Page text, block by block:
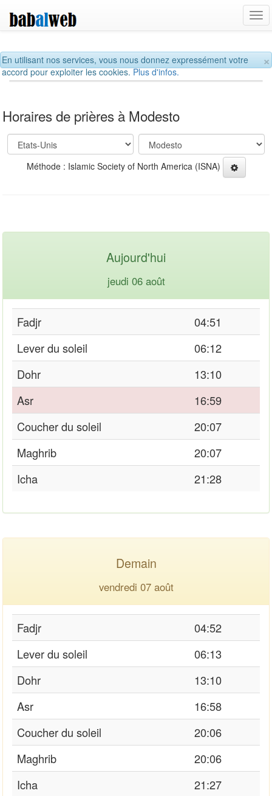
×
En utilisant nos services, vous nous donnez expressément votre
accord pour exploiter les cookies.Plus d'infos.
Horaires de prières à Modesto
Méthode : Islamic Society of North America (ISNA)
Aujourd'hui
jeudi 06 août
Fadjr
04:51
Lever du soleil
06:12
Dohr
13:10
Asr
16:59
Coucher du soleil
20:07
Maghrib
20:07
Icha
21:28
Demain
vendredi 07 août
Fadjr
04:52
Lever du soleil
06:13
Dohr
13:10
Asr
16:58
Coucher du soleil
20:06
Maghrib
20:06
Icha
21:27